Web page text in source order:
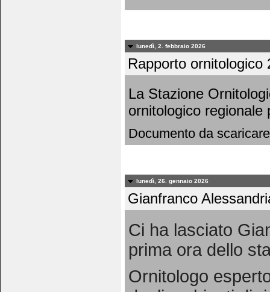
lunedì, 2. febbraio 2026
Rapporto ornitologico
La Stazione
ornitologico regionale
Documento da
lunedì, 26. gennaio 2026
Gianfranco
Ci ha lasciato
prima ora dello
Ornitologo